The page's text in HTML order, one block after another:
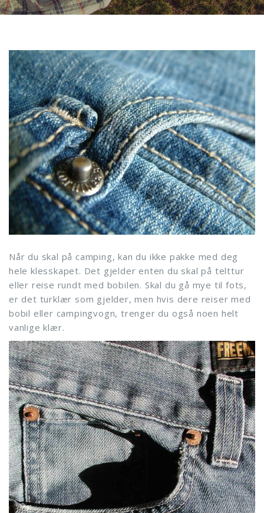
Når du skal på camping, kan du ikke pakke med deg
hele klesskapet. Det gjelder enten du skal på telttur
eller reise rundt med bobilen. Skal du gå mye til fots,
er det turklær som gjelder, men hvis dere reiser med
bobil eller campingvogn, trenger du også noen helt
vanlige klær.